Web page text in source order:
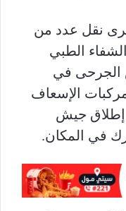
جرى نقل عدد من
الطبي
الجرحى في
الإسعاف
إطلاق جيش
في المكان.